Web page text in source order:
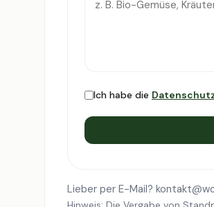
Ich habe die
Lieber per E-Mail?